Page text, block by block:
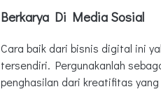
Berkarya Di Media Sosial
Cara baik dari bisnis digital ini
tersendiri. Pergunakanlah
penghasilan dari kreatifitas